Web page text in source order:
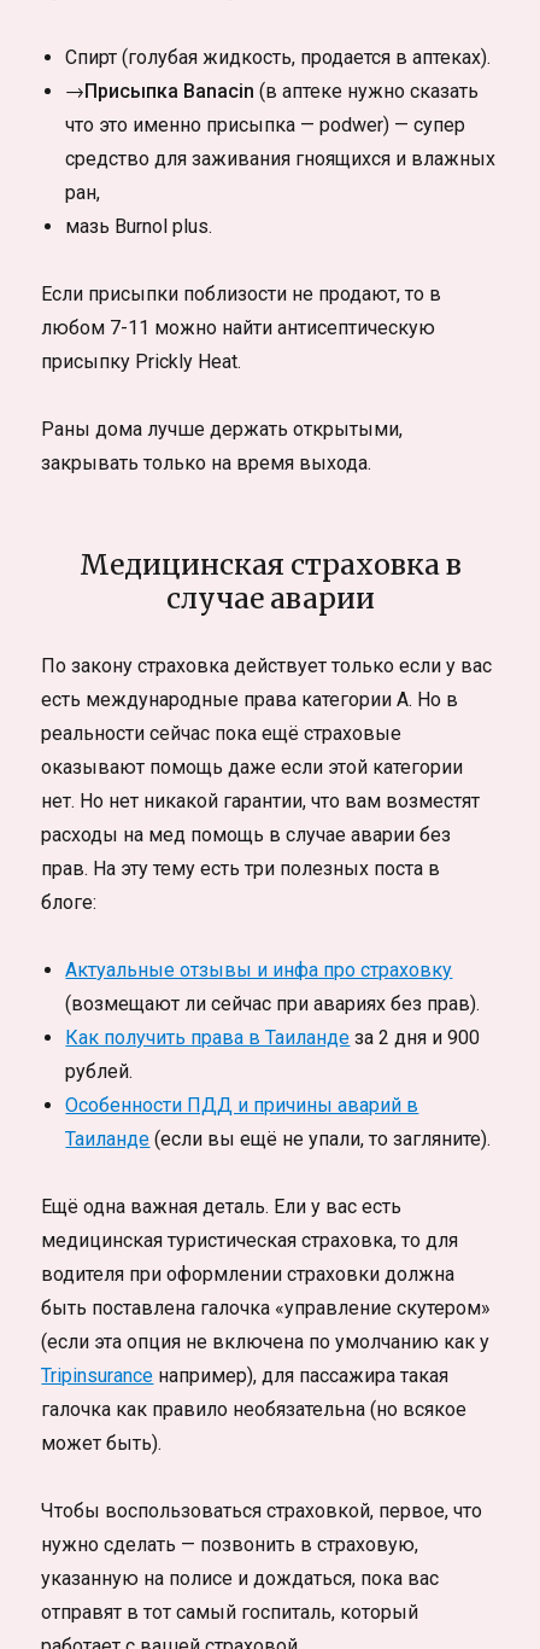
Спирт (голубая жидкость, продается в аптеках).
→Присыпка Banacin (в аптеке нужно сказать
что это именно присыпка — podwer) — супер
средство для заживания гноящихся и влажных
ран,
мазь Burnol plus.
Если присыпки поблизости не продают, то в
любом 7-11 можно найти антисептическую
присыпку Prickly Heat.
Раны дома лучше держать открытыми,
закрывать только на время выхода.
Медицинская страховка в
случае аварии
По закону страховка действует только если у вас
есть международные права категории А. Но в
реальности сейчас пока ещё страховые
оказывают помощь даже если этой категории
нет. Но нет никакой гарантии, что вам возместят
расходы на мед помощь в случае аварии без
прав. На эту тему есть три полезных поста в
блоге:
Актуальные отзывы и инфа про страховку
(возмещают ли сейчас при авариях без прав).
Как получить права в Таиланде за 2 дня и 900
рублей.
Особенности ПДД и причины аварий в
Таиланде (если вы ещё не упали, то загляните).
Ещё одна важная деталь. Ели у вас есть
медицинская туристическая страховка, то для
водителя при оформлении страховки должна
быть поставлена галочка «управление скутером»
(если эта опция не включена по умолчанию как у
Tripinsurance например), для пассажира такая
галочка как правило необязательна (но всякое
может быть).
Чтобы воспользоваться страховкой, первое, что
нужно сделать — позвонить в страховую,
указанную на полисе и дождаться, пока вас
отправят в тот самый госпиталь, который